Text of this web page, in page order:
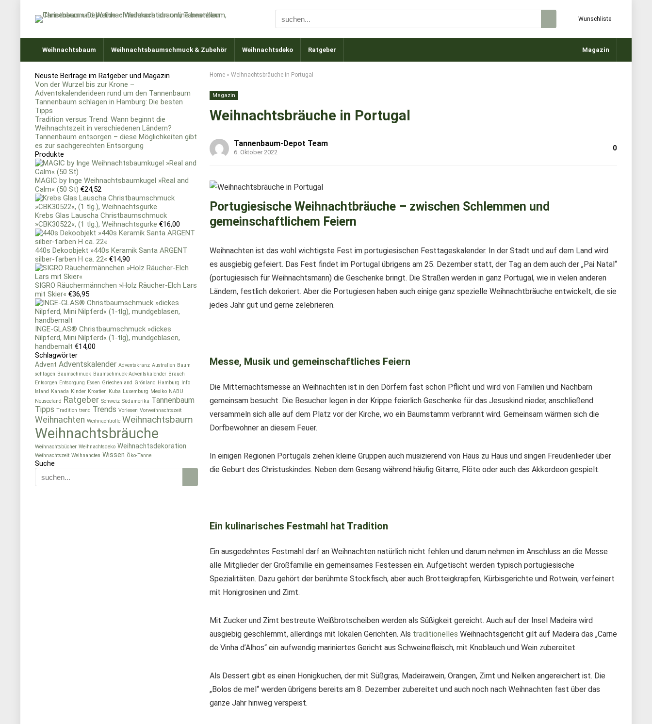
Wunschliste
Weihnachtsbaum Weihnachtsbaumschmuck & Zubehör Weihnachtsdeko Ratgeber Magazin
Home » Weihnachtsbräuche in Portugal
Magazin
Weihnachtsbräuche in Portugal
Tannenbaum-Depot Team
6. Oktober 2022 0
Portugiesische Weihnachtbräuche – zwischen Schlemmen und
gemeinschaftlichem Feiern
Weihnachten ist das wohl wichtigste Fest im portugiesischen Festtageskalender. In der Stadt und auf dem Land wird
es ausgiebig gefeiert. Das Fest findet im Portugal übrigens am 25. Dezember statt, der Tag an dem auch der „Pai Natal“
(portugiesisch für Weihnachtsmann) die Geschenke bringt. Die Straßen werden in ganz Portugal, wie in vielen anderen
Ländern, festlich dekoriert. Aber die Portugiesen haben auch einige ganz spezielle Weihnachtbräuche entwickelt, die sie
jedes Jahr gut und gerne zelebrieren.
Messe, Musik und gemeinschaftliches Feiern
Die Mitternachtsmesse an Weihnachten ist in den Dörfern fast schon Pflicht und wird von Familien und Nachbarn
gemeinsam besucht. Die Besucher legen in der Krippe feierlich Geschenke für das Jesuskind nieder, anschließend
versammeln sich alle auf dem Platz vor der Kirche, wo ein Baumstamm verbrannt wird. Gemeinsam wärmen sich die
Dorfbewohner an diesem Feuer.
In einigen Regionen Portugals ziehen kleine Gruppen auch musizierend von Haus zu Haus und singen Freudenlieder über
die Geburt des Christuskindes. Neben dem Gesang während häufig Gitarre, Flöte oder auch das Akkordeon gespielt.
Ein kulinarisches Festmahl hat Tradition
Ein ausgedehntes Festmahl darf an Weihnachten natürlich nicht fehlen und darum nehmen im Anschluss an die Messe
alle Mitglieder der Großfamilie ein gemeinsames Festessen ein. Aufgetischt werden typisch portugiesische
Spezialitäten. Dazu gehört der berühmte Stockfisch, aber auch Brotteigkrapfen, Kürbisgerichte und Rotwein, verfeinert
mit Honigrosinen und Zimt.
Mit Zucker und Zimt bestreute Weißbrotscheiben werden als Süßigkeit gereicht. Auch auf der Insel Madeira wird
ausgiebig geschlemmt, allerdings mit lokalen Gerichten. Als traditionelles Weihnachtsgericht gilt auf Madeira das „Carne
de Vinha d’Alhos“ ein aufwendig mariniertes Gericht aus Schweinefleisch, mit Knoblauch und Wein zubereitet.
Als Dessert gibt es einen Honigkuchen, der mit Süßgras, Madeirawein, Orangen, Zimt und Nelken angereichert ist. Die
„Bolos de mel“ werden übrigens bereits am 8. Dezember zubereitet und auch noch nach Weihnachten fast über das
ganze Jahr hinweg verspeist.
Neuste Beiträge im Ratgeber und Magazin
Von der Wurzel bis zur Krone –
Adventskalenderideen rund um den Tannenbaum
Tannenbaum schlagen in Hamburg: Die besten
Tipps
Tradition versus Trend: Wann beginnt die
Weihnachtszeit in verschiedenen Ländern?
Tannenbaum entsorgen – diese Möglichkeiten gibt
es zur sachgerechten Entsorgung
Produkte
MAGIC by Inge Weihnachtsbaumkugel »Real and
Calm« (50 St) €24,52
Krebs Glas Lauscha Christbaumschmuck
»CBK30522«, (1 tlg.), Weihnachtsgurke €16,00
440s Dekoobjekt »440s Keramik Santa ARGENT
silber-farben H ca. 22« €14,90
SIGRO Räuchermännchen »Holz Räucher-Elch Lars
mit Skier« €36,95
INGE-GLAS® Christbaumschmuck »dickes
Nilpferd, Mini Nilpferd« (1-tlg), mundgeblasen,
handbemalt €14,00
Schlagwörter
Advent Adventskalender Adventskranz Australien Baum
schlagen Baumschmuck Baumschmuck-Adventskalender Brauch
Entsorgen Entsorgung Essen Griechenland Grönland Hamburg Info
Island Kanada KInder Kroatien Kuba Luxemburg Mexiko NABU
Neuseeland Ratgeber Schweiz Südamerika Tannenbaum
Tipps Tradition trend Trends Vorlesen Vorweihnachtszeit
Weihnachten Weihnachtrolle Weihnachtsbaum
Weihnachtsbräuche
Weihnachtsbücher Weihnachtsdeko Weihnachtsdekoration
Weihnachtszeit Weihnahcten Wissen Öko-Tanne
Suche